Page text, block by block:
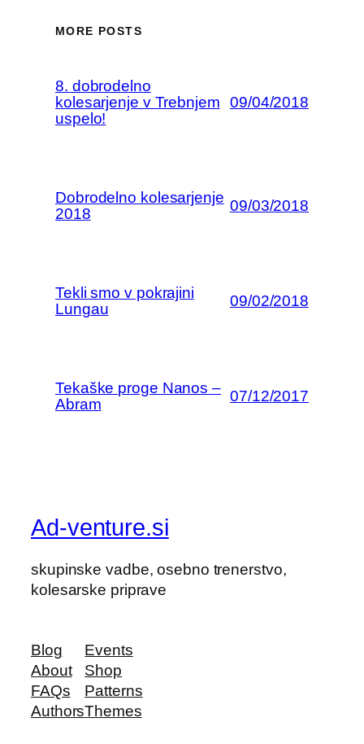
MORE POSTS
8. dobrodelno
kolesarjenje v Trebnjem
uspelo!
09/04/2018
Dobrodelno kolesarjenje
2018
09/03/2018
Tekli smo v pokrajini
Lungau
09/02/2018
Tekaške proge Nanos –
Abram
07/12/2017
Ad-venture.si
skupinske vadbe, osebno trenerstvo,
kolesarske priprave
Blog
About
FAQs
Authors
Events
Shop
Patterns
Themes